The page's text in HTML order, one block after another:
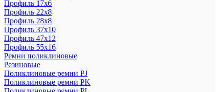
Профиль 17x6
Профиль 22x8
Профиль 28x8
Профиль 37x10
Профиль 47x12
Профиль 55x16
Ремни поликлиновые
Резиновые
Поликлиновые ремни PJ
Поликлиновые ремни PK